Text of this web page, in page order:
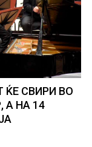
ЌЕ СВИРИ ВО
А НА 14